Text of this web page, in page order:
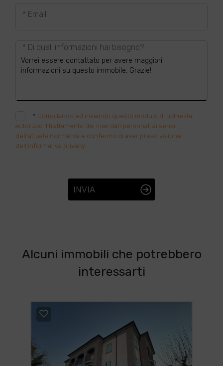
* Email
* Di quali informazioni hai bisogno?
* Compilando ed inviando questo modulo di richiesta,
autorizzo il trattamento dei miei dati personali ai sensi
dell'attuale normativa e confermo di aver preso visione
dell'informativa privacy.
INVIA
Alcuni immobili che potrebbero
interessarti